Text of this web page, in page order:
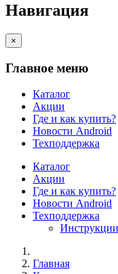
Навигация
×
Главное меню
Каталог
Акции
Где и как купить?
Новости Android
Техподдержка
Каталог
Акции
Где и как купить?
Новости Android
Техподдержка
Инструкции
Главная